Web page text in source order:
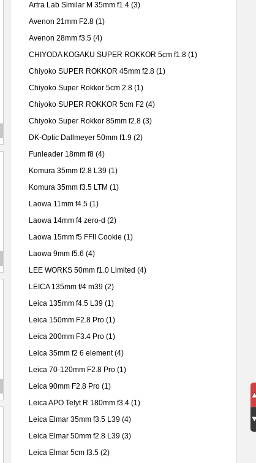
Artra Lab Similar M 35mm f1.4 (3)
Avenon 21mm F2.8 (1)
Avenon 28mm f3.5 (4)
CHIYODA KOGAKU SUPER ROKKOR 5cm f1.8 (1)
Chiyoko SUPER ROKKOR 45mm f2.8 (1)
Chiyoko Super Rokkor 5cm 2.8 (1)
Chiyoko SUPER ROKKOR 5cm F2 (4)
Chiyoko Super Rokkor 85mm f2.8 (3)
DK-Optic Dallmeyer 50mm f1.9 (2)
Funleader 18mm f8 (4)
Komura 35mm f2.8 L39 (1)
Komura 35mm f3.5 LTM (1)
Laowa 11mm f4.5 (1)
Laowa 14mm f4 zero-d (2)
Laowa 15mm f5 FFII Cookie (1)
Laowa 9mm f5.6 (4)
LEE WORKS 50mm f1.0 Limited (4)
LEICA 135mm f/4 m39 (2)
Leica 135mm f4.5 L39 (1)
Leica 150mm F2.8 Pro (1)
Leica 200mm F3.4 Pro (1)
Leica 35mm f2 6 element(4)
Leica 70-120mm F2.8 Pro (1)
Leica 90mm F2.8 Pro (1)
Leica APO Telyt R 180mm f3.4 (1)
Leica Elmar 35mm f3.5 L39 (4)
Leica Elmar 50mm f2.8 L39 (3)
Leica Elmar 5cm f3.5 (2)